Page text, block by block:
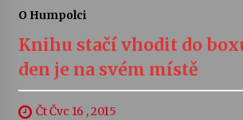
O Humpolci
Knihu stačí vhodit do
den je na svém místě
Čt Čvc 16 , 2015